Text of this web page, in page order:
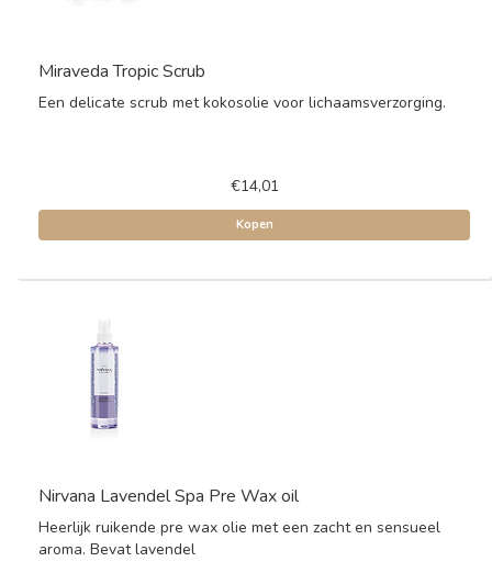
Miraveda Tropic Scrub
Een delicate scrub met kokosolie voor lichaamsverzorging.
€14,01
Kopen
Nirvana Lavendel Spa Pre Wax oil
Heerlijk ruikende pre wax olie met een zacht en sensueel
aroma. Bevat lavendel